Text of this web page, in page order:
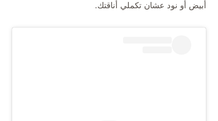
أبيض أو نود عشان تكملي أناقتك.